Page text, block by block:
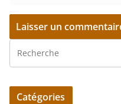
Catégories